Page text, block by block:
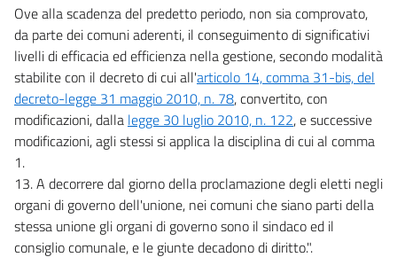
Ove alla scadenza del predetto periodo, non sia comprovato,
da parte dei comuni aderenti, il conseguimento di significativi
livelli di efficacia ed efficienza nella gestione, secondo modalità
stabilite con il decreto di cui all'articolo 14, comma 31-bis, del
decreto-legge 31 maggio 2010, n. 78, convertito, con
modificazioni, dalla legge 30 luglio 2010, n. 122, e successive
modificazioni, agli stessi si applica la disciplina di cui al comma
1.
13. A decorrere dal giorno della proclamazione degli eletti negli
organi di governo dell'unione, nei comuni che siano parti della
stessa unione gli organi di governo sono il sindaco ed il
consiglio comunale, e le giunte decadono di diritto.".